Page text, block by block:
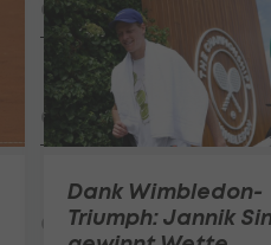
Stammtisch
I schau a #LigaZWA - Die
Runde)
I schau a LigaZWA
Titelfavorit?
Ansakonferenz
Dank Wimbledon-
Triumph: Jannik